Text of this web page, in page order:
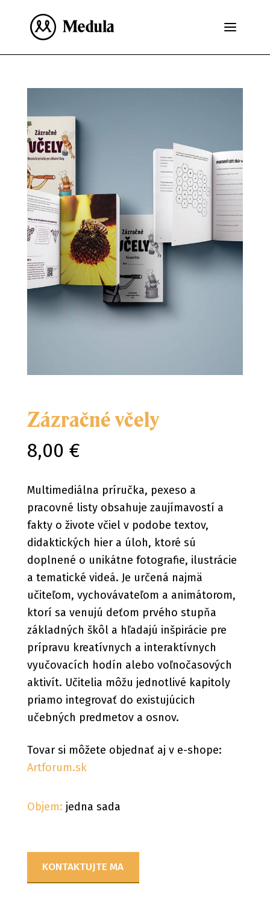
Zázračné včely
8,00 €
Multimediálna príručka, pexeso a
pracovné listy obsahuje zaujímavostí a
fakty o živote včiel v podobe textov,
didaktických hier a úloh, ktoré sú
doplnené o unikátne fotografie, ilustrácie
a tematické videá. Je určená najmä
učiteľom, vychovávateľom a animátorom,
ktorí sa venujú deťom prvého stupňa
základných škôl a hľadajú inšpirácie pre
prípravu kreatívnych a interaktívnych
vyučovacích hodín alebo voľnočasových
aktivít. Učitelia môžu jednotlivé kapitoly
priamo integrovať do existujúcich
učebných predmetov a osnov.
Tovar si môžete objednať aj v e-shope:
Artforum.sk
Objem: jedna sada
KONTAKTUJTE MA